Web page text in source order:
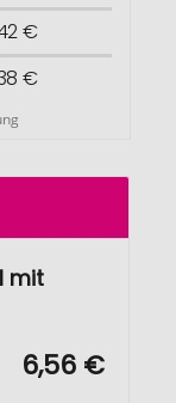
€
€
mit
6,56 €